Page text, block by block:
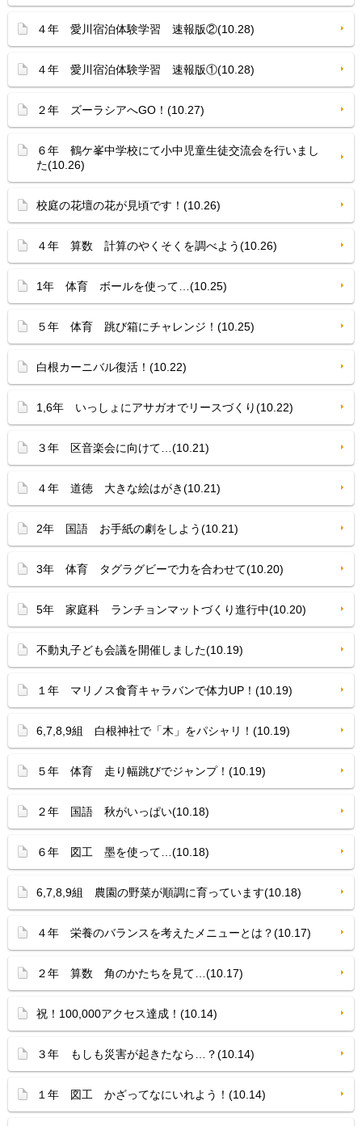
４年 愛川宿泊体験学習 速報版②(10.28)
４年 愛川宿泊体験学習 速報版①(10.28)
２年 ズーラシアへGO！(10.27)
６年 鶴ケ峯中学校にて小中児童生徒交流会を行いまし
た(10.26)
校庭の花壇の花が見頃です！(10.26)
４年 算数 計算のやくそくを調べよう(10.26)
1年 体育 ボールを使って…(10.25)
５年 体育 跳び箱にチャレンジ！(10.25)
白根カーニバル復活！(10.22)
1,6年 いっしょにアサガオでリースづくり(10.22)
３年 区音楽会に向けて…(10.21)
４年 道徳 大きな絵はがき(10.21)
2年 国語 お手紙の劇をしよう(10.21)
3年 体育 タグラグビーで力を合わせて(10.20)
5年 家庭科 ランチョンマットづくり進行中(10.20)
不動丸子ども会議を開催しました(10.19)
１年 マリノス食育キャラバンで体力UP！(10.19)
6,7,8,9組 白根神社で「木」をパシャリ！(10.19)
５年 体育 走り幅跳びでジャンプ！(10.19)
２年 国語 秋がいっぱい(10.18)
６年 図工 墨を使って…(10.18)
6,7,8,9組 農園の野菜が順調に育っています(10.18)
４年 栄養のバランスを考えたメニューとは？(10.17)
２年 算数 角のかたちを見て…(10.17)
祝！100,000アクセス達成！(10.14)
３年 もしも災害が起きたなら…？(10.14)
１年 図工 かざってなにいれよう！(10.14)